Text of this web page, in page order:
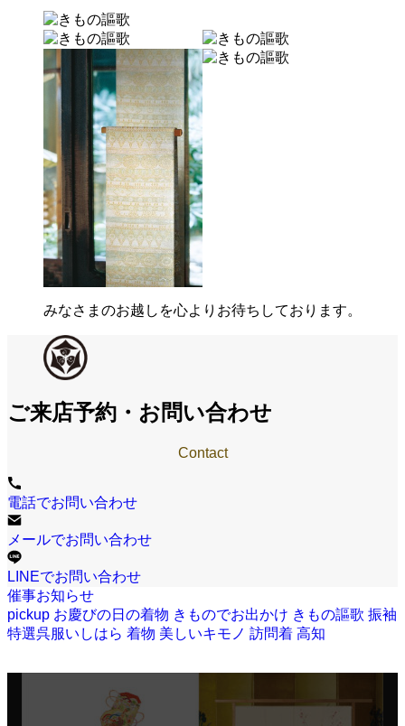
みなさまのお越しを心よりお待ちしております。
ご来店予約・お問い合わせ
Contact
電話でお問い合わせ
メールでお問い合わせ
LINEでお問い合わせ
催事お知らせ
pickup お慶びの日の着物 きものでお出かけ きもの謳歌 振袖
特選呉服いしはら 着物 美しいキモノ 訪問着 高知